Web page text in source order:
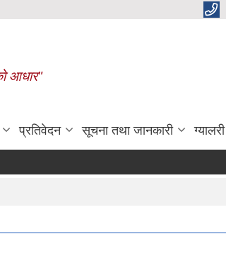
आधार"
प्रतिवेदन सूचना तथा जानकारी ग्यालरी